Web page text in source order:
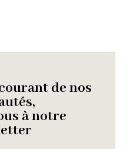
de nos
à notre